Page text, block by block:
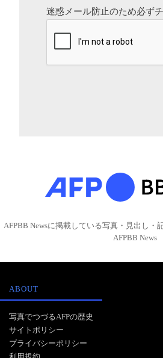
迷惑メール防止のため必ず
AFPBB Newsに掲載している写真・見出し
AFPBB News
ABOUT
写真でつづるAFPの歴史
サイトポリシー
プライバシーポリシー